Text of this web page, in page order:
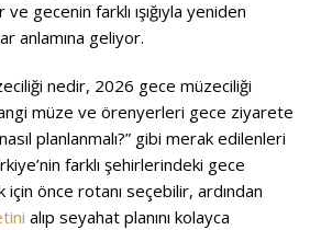
gecenin farklı ışığıyla yeniden
anlamına geliyor.
nedir, 2026 gece müzeciliği
müze ve örenyerleri gece ziyarete
planlanmalı?” gibi merak edilenleri
farklı şehirlerindeki gece
önce rotanı seçebilir, ardından
alıp seyahat planını kolayca